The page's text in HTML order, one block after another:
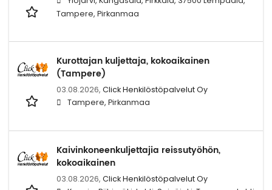
Tampere, Pirkanmaa
Kurottajan kuljettaja, kokoaikainen
(Tampere)
03.08.2026, Click Henkilöstöpalvelut Oy
Tampere, Pirkanmaa
Kaivinkoneenkuljettajia reissutyöhön,
kokoaikainen
03.08.2026, Click Henkilöstöpalvelut Oy